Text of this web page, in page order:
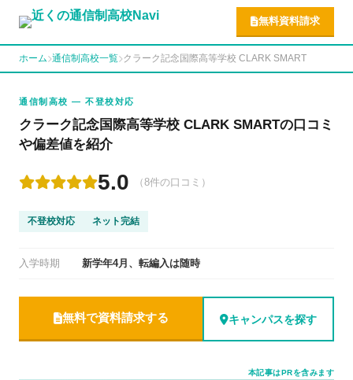
無料資料請求
ホーム 通信制高校一覧 クラーク記念国際高等学校 CLARK SMART
通信制高校 — 不登校対応
クラーク記念国際高等学校 CLARK SMARTの口コミ
や偏差値を紹介
5.0 （8件の口コミ）
不登校対応 ネット完結
入学時期 新学年4月、転編入は随時
無料で資料請求する キャンパスを探す
本記事はPRを含みます